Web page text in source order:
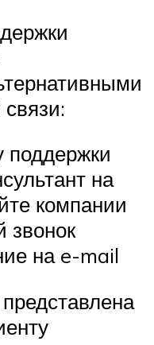
поддержки
на
компании
звонок
на e-mail